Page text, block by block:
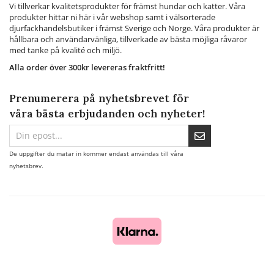
Vi tillverkar kvalitetsprodukter för främst hundar och katter. Våra
produkter hittar ni här i vår webshop samt i välsorterade
djurfackhandelsbutiker i främst Sverige och Norge. Våra produkter är
hållbara och användarvänliga, tillverkade av bästa möjliga råvaror
med tanke på kvalité och miljö.
Alla order över 300kr levereras fraktfritt!
Prenumerera på nyhetsbrevet för
våra bästa erbjudanden och nyheter!
De uppgifter du matar in kommer endast användas till våra
nyhetsbrev.